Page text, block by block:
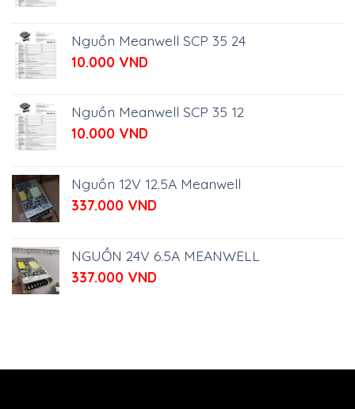
Nguồn Meanwell SCP 35 24
10.000 VND
Nguồn Meanwell SCP 35 12
10.000 VND
Nguồn 12V 12.5A Meanwell
337.000 VND
NGUỒN 24V 6.5A MEANWELL
337.000 VND